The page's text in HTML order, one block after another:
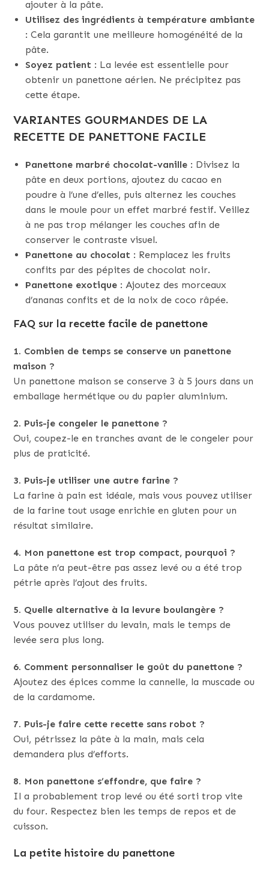
ajouter à la pâte.
Utilisez des ingrédients à température ambiante
: Cela garantit une meilleure homogénéité de la
pâte.
Soyez patient : La levée est essentielle pour
obtenir un panettone aérien. Ne précipitez pas
cette étape.
VARIANTES GOURMANDES DE LA
RECETTE DE PANETTONE FACILE
Panettone marbré chocolat-vanille : Divisez la
pâte en deux portions, ajoutez du cacao en
poudre à l’une d’elles, puis alternez les couches
dans le moule pour un effet marbré festif. Veillez
à ne pas trop mélanger les couches afin de
conserver le contraste visuel.
Panettone au chocolat : Remplacez les fruits
confits par des pépites de chocolat noir.
Panettone exotique : Ajoutez des morceaux
d’ananas confits et de la noix de coco râpée.
FAQ sur la recette facile de panettone
1. Combien de temps se conserve un panettone
maison ?
Un panettone maison se conserve 3 à 5 jours dans un
emballage hermétique ou du papier aluminium.
2. Puis-je congeler le panettone ?
Oui, coupez-le en tranches avant de le congeler pour
plus de praticité.
3. Puis-je utiliser une autre farine ?
La farine à pain est idéale, mais vous pouvez utiliser
de la farine tout usage enrichie en gluten pour un
résultat similaire.
4. Mon panettone est trop compact, pourquoi ?
La pâte n’a peut-être pas assez levé ou a été trop
pétrie après l’ajout des fruits.
5. Quelle alternative à la levure boulangère ?
Vous pouvez utiliser du levain, mais le temps de
levée sera plus long.
6. Comment personnaliser le goût du panettone ?
Ajoutez des épices comme la cannelle, la muscade ou
de la cardamome.
7. Puis-je faire cette recette sans robot ?
Oui, pétrissez la pâte à la main, mais cela
demandera plus d’efforts.
8. Mon panettone s’effondre, que faire ?
Il a probablement trop levé ou été sorti trop vite
du four. Respectez bien les temps de repos et de
cuisson.
La petite histoire du panettone